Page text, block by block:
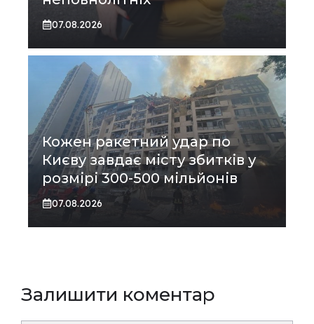
07.08.2026
Кожен ракетний удар по
Києву завдає місту збитків у
розмірі 300-500 мільйонів
07.08.2026
Залишити коментар